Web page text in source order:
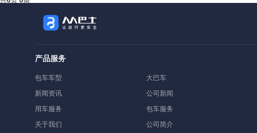
产品服务
包车车型
大巴车
新闻资讯
公司新闻
用车服务
包车服务
关于我们
公司简介